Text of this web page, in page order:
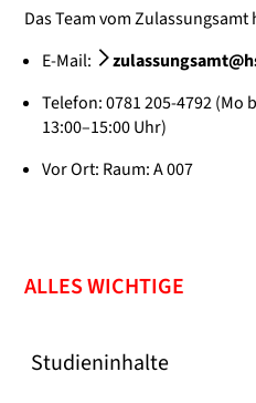
Das Team vom
E-Mail:
Telefon: 0781 205-4792 (Mo
13:00–15:00 Uhr)
Vor Ort: Raum: A 007
ALLES WICHTIGE
Studieninhalte